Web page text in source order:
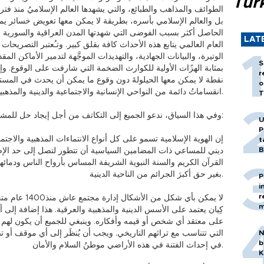
الطوائف والمذاهب والطبائع، والتي يشهدها العالم الإسلاميُ منذ
بل والعالم الإسلامي بأسره، بطريقة لا يمكن معها تعويض خسائر
الحاصل أكثر بسبب الفوضى التي شهدتها المدن العراقية
العام العالمي يتابع هذه الأحداث كافة بقلق كبير. وتـُعتبر
الوتيرة، والبيانات الجهادية، والتهديدات الموجَّهة لتدمير
بمثابة الهزًات الأولية للكوارث الضخمة التي شارفت على
نقطة لا يمكن معها الحيلولةَ دون وقوع ما يمكن أن يحدث في
انقساماتُ دائمة من النواحي الإنسانية والاجتماعية والدينية والمذهبية على حد سواء.
وفي هذا السياق، ندعو الجميع إلى التكاتف من أجل إيجاد حل للمشكلة، والتصرف في إطار النقاط التالية:
ديني للمساعي ذات المضامين السياسية أن تتطور لتصل إلى حد
القرآن الكريم والسنة النبوية الشريفة المساس بأرواح الناس
بغير حق أكبرَ الجرائم من الناحية الدينية.
كِيان يعتمد على الأسس الدينية والمذهبية والعرقية. هذا إضافة
على معتقد أي شخص أو قيمه وأفكاره. وينبغي للجميع أن يكون
التي تتناسب مع تراثهم التاريخي. ويجب أن يُنظَر إلى أي موقف
في إحداث الفتنة في هذه الأراضي موطنُ السلام والأمان.